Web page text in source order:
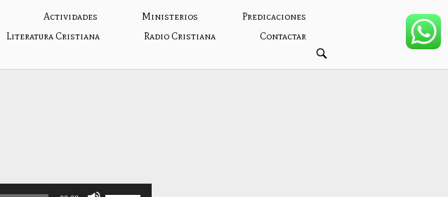
Actividades Ministerios
Predicaciones
Literatura Cristiana
Radio Cristiana Contactar
ABRIR
BARRA
DE